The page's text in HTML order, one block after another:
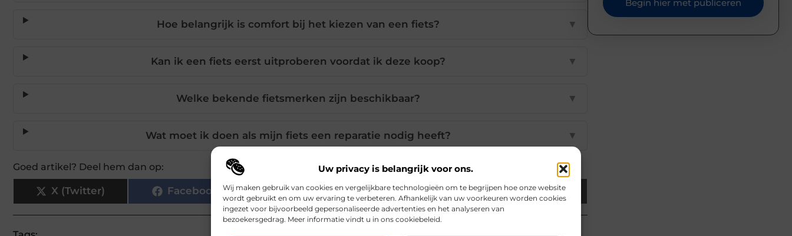
Uw privacy is belangrijk voor ons.
Wij maken gebruik van cookies en vergelijkbare technologieën om te begrijpen hoe onze website
wordt gebruikt en om uw ervaring te verbeteren. Afhankelijk van uw voorkeuren worden cookies
ingezet voor bijvoorbeeld gepersonaliseerde advertenties en het analyseren van
bezoekersgedrag. Meer informatie vindt u in ons cookiebeleid.
Hoe belangrijk is comfort bij het kiezen van een fiets? ▼
Kan ik een fiets eerst uitproberen voordat ik deze koop? ▼
Welke bekende fietsmerken zijn beschikbaar? ▼
Wat moet ik doen als mijn fiets een reparatie nodig heeft? ▼
Goed artikel? Deel hem dan op:
X (Twitter) Facebook Pinterest LinkedIn Email
Begin hier met publiceren